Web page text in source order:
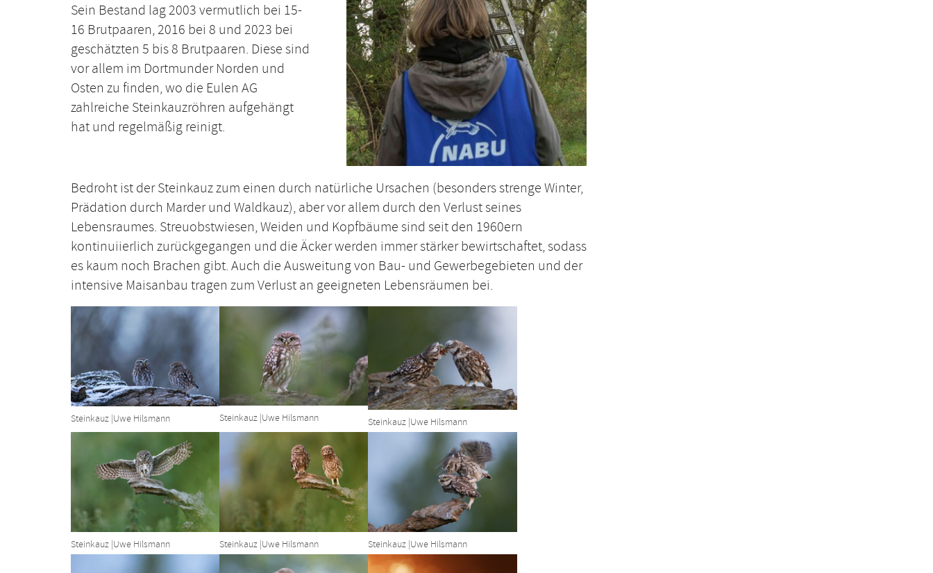
Sein Bestand lag 2003 vermutlich bei 15-
16 Brutpaaren, 2016 bei 8 und 2023 bei
geschätzten 5 bis 8 Brutpaaren. Diese sind
vor allem im Dortmunder Norden und
Osten zu finden, wo die Eulen AG
zahlreiche Steinkauzröhren aufgehängt
hat und regelmäßig reinigt.
Bedroht ist der Steinkauz zum einen durch natürliche Ursachen (besonders strenge Winter,
Prädation durch Marder und Waldkauz), aber vor allem durch den Verlust seines
Lebensraumes. Streuobstwiesen, Weiden und Kopfbäume sind seit den 1960ern
kontinuiierlich zurückgegangen und die Äcker werden immer stärker bewirtschaftet, sodass
es kaum noch Brachen gibt. Auch die Ausweitung von Bau- und Gewerbegebieten und der
intensive Maisanbau tragen zum Verlust an geeigneten Lebensräumen bei.
Show larger version
Steinkauz |Uwe Hilsmann
Show larger version
Steinkauz |Uwe Hilsmann Steinkauz |Uwe Hilsmann
Show larger version
Steinkauz |Uwe Hilsmann
Show larger version
Steinkauz |Uwe Hilsmann
Show larger version
Steinkauz |Uwe Hilsmann
Show larger version Show larger version Show larger version